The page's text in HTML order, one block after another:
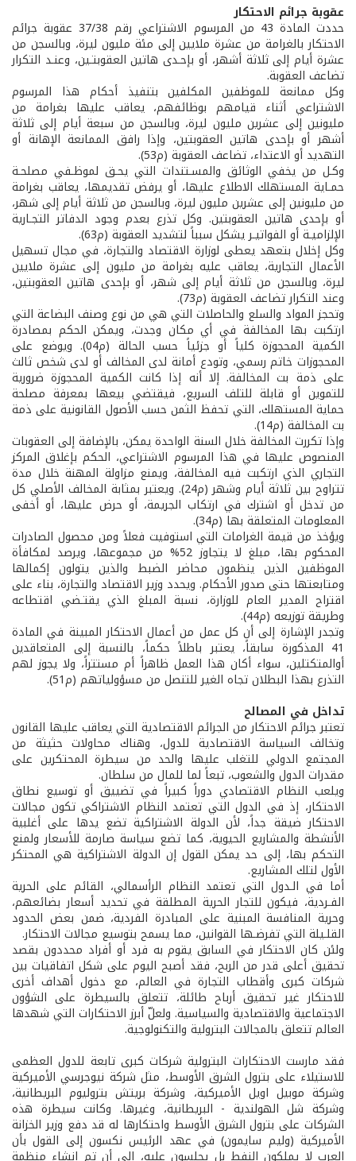
عقوبة جرائم الاحتكار
حددت المادة 43 من المرسوم الاشتراعي رقم 37/38 عقوبة جرائم
الاحتكار بالغرامة من عشرة ملايين إلى مئة مليون ليرة، وبالسجن من
عشرة أيام إلى ثلاثة أشهر، أو بإحـدى هاتين العقوبتـين، وعنـد التكرار
تضاعف العقوبة.
وكل ممانعة للموظفين المكلفين بتنفيذ أحكام هذا المرسوم
الاشتراعي أثناء قيامهم بوظائفهم، يعاقب عليها بغرامة من
مليونين إلى عشرين مليون ليرة، وبالسجن من سبعة أيام إلى ثلاثة
أشهر أو بإحدى هاتين العقوبتين، وإذا رافق الممانعة الإهانة أو
التهديد أو الاعتداء، تضاعف العقوبة (م53).
وكـل من يخفي الوثائق والمسـتندات التي يحـق لموظـفي مصلحـة
حمـاية المستهلك الاطلاع عليها، أو يرفض تقديمها، يعاقب بغرامة
من مليونين إلى عشرين مليون ليرة، وبالسجن من ثلاثة أيام إلى شهر،
أو بإحدى هاتين العقوبتين. وكل تذرع بعدم وجود الدفاتر التجـارية
الإلزاميـة أو الفواتيـر يشكل سبباً لتشديد العقوبة (م63).
وكل إخلال بتعهد يعطى لوزارة الاقتصاد والتجارة، في مجال تسهيل
الأعمال التجارية، يعاقب عليه بغرامة من مليون إلى عشرة ملايين
ليرة، وبالسجن من ثلاثة أيام إلى شهر، أو بإحدى هاتين العقوبتين،
وعند التكرار تضاعف العقوبة (م73).
وتحجز المواد والسلع والحاصلات التي هي من نوع وصنف البضاعة التي
ارتكبت بها المخالفة في أي مكان وجدت، ويمكن الحكم بمصادرة
الكمية المحجوزة كلياً أو جزئياً حسب الحالة (م04). ويوضع على
المحجوزات خاتم رسمي، وتودع أمانة لدى المخالف أو لدى شخص ثالث
على ذمة بت المخالفة. إلا أنه إذا كانت الكمية المحجوزة ضرورية
للتموين أو قابلة للتلف السريع، فيقتضي بيعها بمعرفة مصلحة
حماية المستهلك، التي تحفظ الثمن حسب الأصول القانونية على ذمة
بت المخالفة (م14).
وإذا تكررت المخالفة خلال السنة الواحدة يمكن، بالإضافة إلى العقوبات
المنصوص عليها في هذا المرسوم الاشتراعي، الحكم بإغلاق المركز
التجاري الذي ارتكبت فيه المخالفة، ويمنع مزاولة المهنة خلال مدة
تتراوح بين ثلاثة أيام وشهر (م24). ويعتبر بمثابة المخالف الأصلي كل
من تدخل أو اشترك في ارتكاب الجريمة، أو حرض عليها، أو أخفى
المعلومات المتعلقة بها (م34).
ويؤخذ من قيمة الغرامات التي استوفيت فعلاً ومن محصول الصادرات
المحكوم بها، مبلغ لا يتجاوز 52% من مجموعها، ويرصد لمكافأة
الموظفين الذين ينظمون محاضر الضبط والذين يتولون إكمالها
ومتابعتها حتى صدور الأحكام. ويحدد وزير الاقتصاد والتجارة، بناء على
اقتراح المدير العام للوزارة، نسبة المبلغ الذي يقتـضي اقتطاعه
وطريقة توزيعه (م44).
وتجدر الإشارة إلى أن كل عمل من أعمال الاحتكار المبينة في المادة
41 المذكورة سابقاً، يعتبر باطلاً حكماً، بالنسبة إلى المتعاقدين
أوالمتكتلين، سواء أكان هذا العمل ظاهراً أم مستتراً، ولا يجوز لهم
التذرع بهذا البطلان تجاه الغير للتنصل من مسؤولياتهم (م51).
تداخل في المصالح
تعتبر جرائم الاحتكار من الجرائم الاقتصادية التي يعاقب عليها القانون
وتخالف السياسة الاقتصادية للدول، وهناك محاولات حثيثة من
المجتمع الدولي للتغلب عليها والحد من سيطرة المحتكرين على
مقدرات الدول والشعوب، تبعاً لما للمال من سلطان.
ويلعب النظام الاقتصادي دوراً كبيراً في تضييق أو توسيع نطاق
الاحتكار، إذ في الدول التي تعتمد النظام الاشتراكي تكون مجالات
الاحتكار ضيقة جداً، لأن الدولة الاشتراكية تضع يدها على أغلبية
الأنشطة والمشاريع الحيوية، كما تضع سياسة صارمة للأسعار ولمنع
التحكم بها، إلى حد يمكن القول إن الدولة الاشتراكية هي المحتكر
الأول لتلك المشاريع.
أما في الـدول التي تعتمد النظام الرأسمالي، القائم على الحرية
الفـردية، فيكون للتجار الحرية المطلقة في تحديد أسعار بضائعهم،
وحرية المنافسة المبنية على المبادرة الفردية، ضمن بعض الحدود
القلـيلة التي تفرضـها القوانين، مما يسمح بتوسيع مجالات الاحتكار.
ولئن كان الاحتكار في السابق يقوم به فرد أو أفراد محددون بقصد
تحقيق أعلى قدر من الربح، فقد أصبح اليوم على شكل اتفاقيات بين
شركات كبرى وأقطاب التجارة في العالم، مع دخول أهداف أخرى
للاحتكار غير تحقيق أرباح طائلة، تتعلق بالسيطرة على الشؤون
الاجتماعية والاقتصادية والسياسية. ولعلّ أبرز الاحتكارات التي شهدها
العالم تتعلق بالمجالات البترولية والتكنولوجية.
فقد مارست الاحتكارات البترولية شركات كبرى تابعة للدول العظمى
للاستيلاء على بترول الشرق الأوسط، مثل شركة نيوجرسي الأميركية
وشركة موبيل اويل الأميركية، وشركة بريتش بتروليوم البريطانية،
وشركة شل الهولندية - البريطانية، وغيرها. وكانت سيطرة هذه
الشركات على بترول الشرق الأوسط واحتكارها له قد دفع وزير الخزانة
الأميركية (وليم سايمون) في عهد الرئيس نكسون إلى القول بأن
العرب لا يملكون النفط بل يجلسون عليه، إلى أن تم إنشاء منظمة